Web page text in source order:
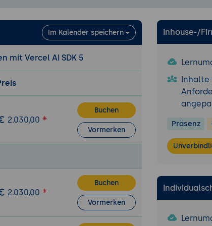
Token-Grenzen
Zustände
mit Multi-Provider
in SvelteKit aufsetzen, zwei LLM-Anbieter parallel
machen. System-Prompt für eine konkrete
Brand-Assistent oder Produkt-Berater).
zwei Anbietern.
ruft eigene Funktionen auf
Web-Suche, Kalender, externe APIs
über Schema-Validierung
Im Kalender speichern
mit Vercel AI SDK 5
2.030,00
Buchen
Vormerken
2.030,00
Buchen
Vormerken
Inhouse-/
Inhalte
Präsenz